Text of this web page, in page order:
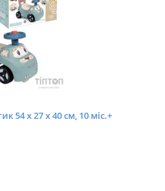
54 х 27 х 40 см, 10 міс.+